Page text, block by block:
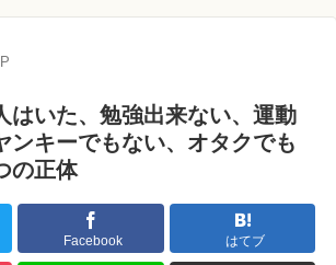
はいた、勉強出来ない、運動
ンキーでもない、オタクでも
の正体
Facebook はてブ